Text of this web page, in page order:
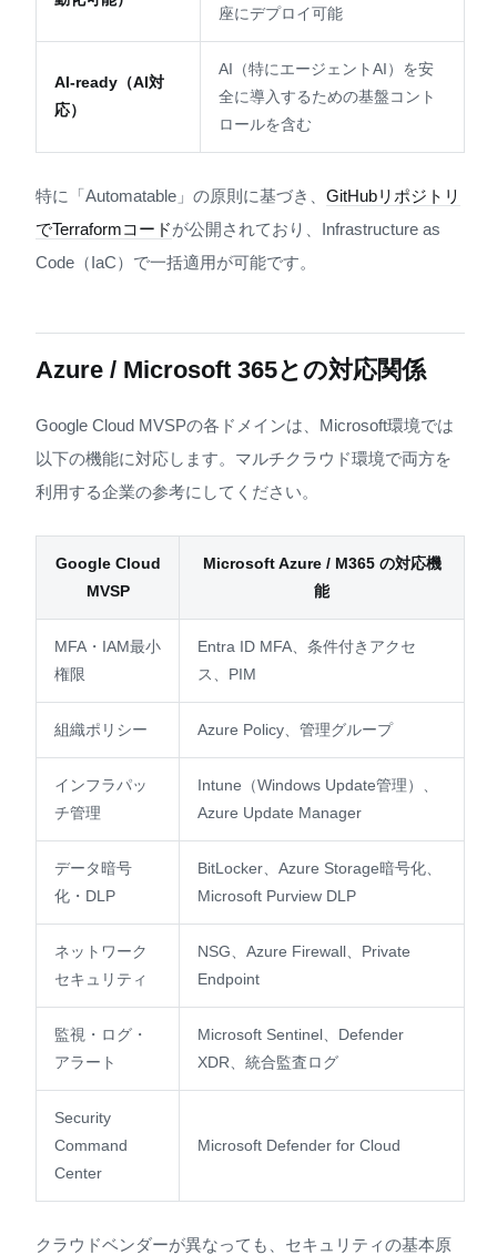
座にデプロイ可能
AI-ready（AI対
応）
AI（特にエージェントAI）を安
全に導入するための基盤コント
ロールを含む
特に「Automatable」の原則に基づき、 GitHubリポジトリ
でTerraformコードが公開されており、Infrastructure as
Code（IaC）で一括適用が可能です。
Azure / Microsoft 365との対応関係
Google Cloud MVSPの各ドメインは、Microsoft環境では
以下の機能に対応します。マルチクラウド環境で両方を
利用する企業の参考にしてください。
Google Cloud
MVSP
Microsoft Azure / M365 の対応機
能
MFA・IAM最小
権限
Entra ID MFA、条件付きアクセ
ス、PIM
組織ポリシー Azure Policy、管理グループ
インフラパッ
チ管理
Intune（Windows Update管理）、
Azure Update Manager
データ暗号
化・DLP
BitLocker、Azure Storage暗号化、
Microsoft Purview DLP
ネットワーク
セキュリティ
NSG、Azure Firewall、Private
Endpoint
監視・ログ・
アラート
Microsoft Sentinel、Defender
XDR、統合監査ログ
Security
Command
Center
Microsoft Defender for Cloud
クラウドベンダーが異なっても、セキュリティの基本原